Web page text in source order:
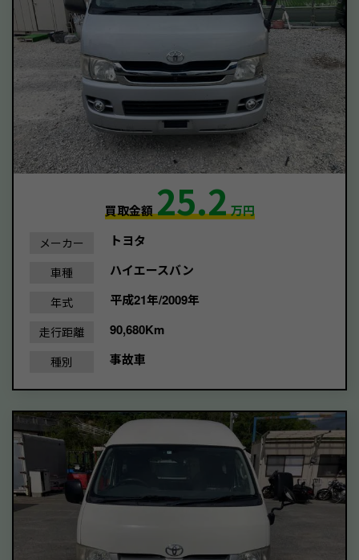
買取金額25.2万円
メーカー トヨタ
車種 ハイエースバン
年式 平成21年/2009年
走行距離 90,680Km
種別 事故車